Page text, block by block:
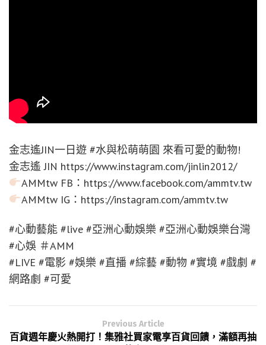
金志遙JIN一日遊 #水與松萌萌園 來看可愛的動物!
金志遙 JIN https://www.instagram.com/jinlin2012/
AMMtw FB：https://www.facebook.com/ammtv.tw
AMMtw IG：https://instagram.com/ammtv.tw
#心動藝能 #live #亞洲心動娛樂 #亞洲心動娛樂台灣
#心娛 ＃AMM
#LIVE #電影 #娛樂 #直播 #綜藝 #動物 #實境 #戲劇 #
網路劇 #可愛
Previous Article
百貨週年慶火熱開打！集雅社買家電享百貨回饋，滿額再抽